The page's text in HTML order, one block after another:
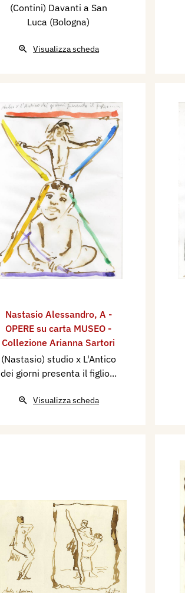
(Contini) Davanti a San
Luca (Bologna)
Visualizza scheda
Nastasio Alessandro, A -
OPERE su carta MUSEO -
Collezione Arianna Sartori
(Nastasio) studio x L'Antico
dei giorni presenta il figlio...
Visualizza scheda